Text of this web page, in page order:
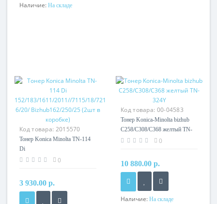
Наличие: На складе
Код товара: 2015570
Тонер Konica Minolta TN-114
Di
152/183/1611/2011//7115/18/721
0
3 930.00 р.
Код товара: 00-04583
Тонер Konica-Minolta bizhub
C258/C308/C368 желтый TN-
324Y
0
10 880.00 р.
Наличие: На складе